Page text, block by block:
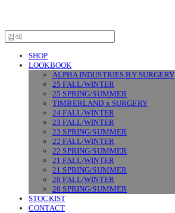
SHOP
LOOKBOOK
ALPHA INDUSTRIES BY SURGERY
25 FALL/WINTER
25 SPRING/SUMMER
TIMBERLAND x SURGERY
24 FALL/WINTER
23 FALL/WINTER
23 SPRING/SUMMER
22 FALL/WINTER
22 SPRING/SUMMER
21 FALL/WINTER
21 SPRING/SUMMER
20 FALL/WINTER
20 SPRING/SUMMER
STOCKIST
CONTACT